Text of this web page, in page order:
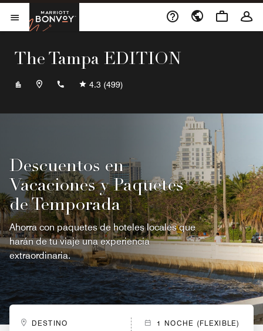
Skip to Content
Abrir el menú
Marriott Bonvoy
The Tampa EDITION
+18132214600
4.3 (499)
Descuentos en
Vacaciones y Paquetes
de Temporada
Ahorra con paquetes de hoteles locales que
harán de tu viaje una experiencia
extraordinaria.
DESTINO 1 NOCHE (FLEXIBLE)